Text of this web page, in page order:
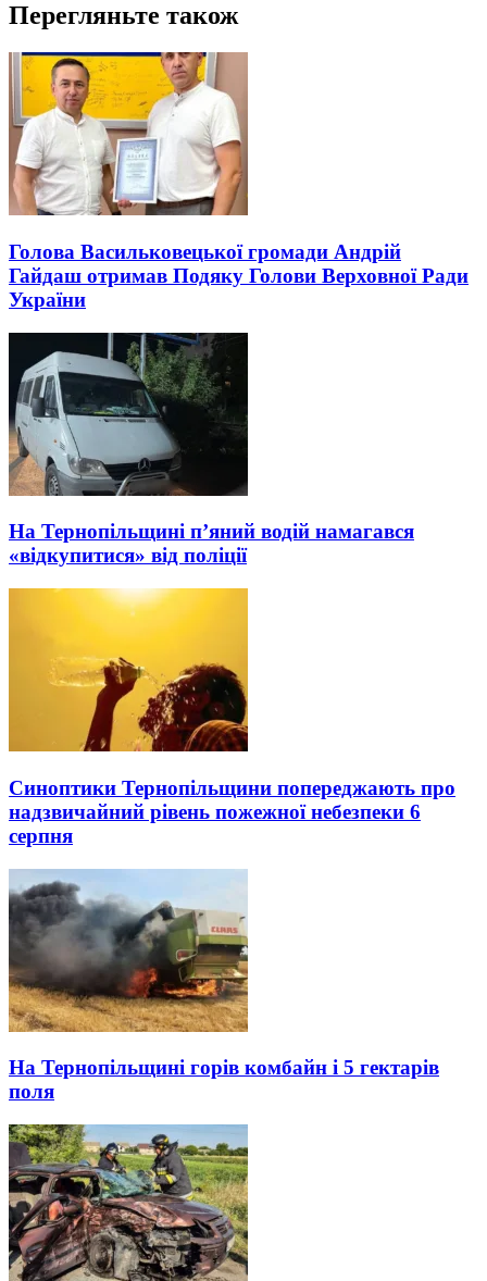
Перегляньте також
Голова Васильковецької громади Андрій
Гайдаш отримав Подяку Голови Верховної Ради
України
На Тернопільщині п’яний водій намагався
«відкупитися» від поліції
Синоптики Тернопільщини попереджають про
надзвичайний рівень пожежної небезпеки 6
серпня
На Тернопільщині горів комбайн і 5 гектарів
поля